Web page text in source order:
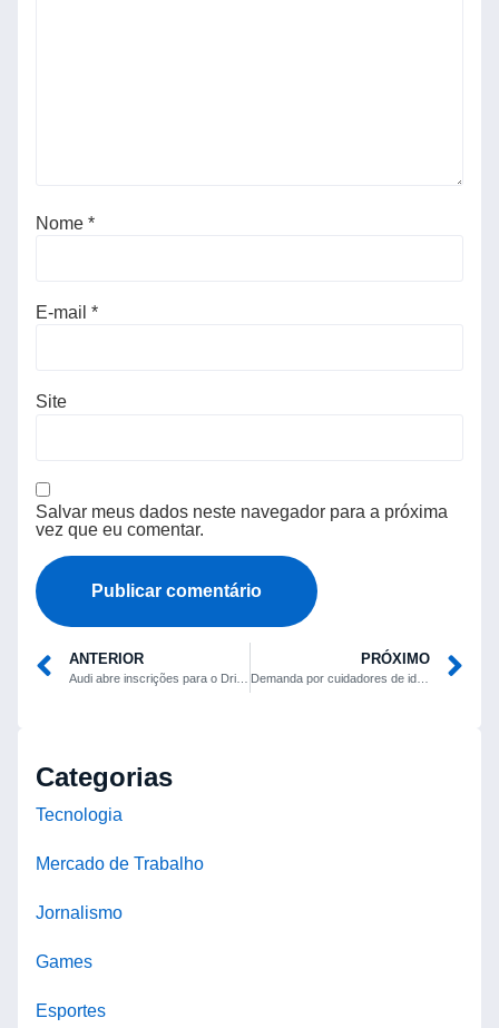
Nome *
E-mail *
Site
Salvar meus dados neste navegador para a próxima
vez que eu comentar.
ANTERIOR PRÓXIMO
Demanda por cuidadores de idosos dispara e vagas são preenchidas rapidamente
Categorias
Tecnologia
Mercado de Trabalho
Jornalismo
Games
Esportes